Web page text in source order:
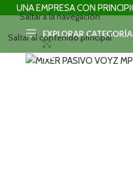
Saltar a la navegación
Saltar al contenido principal
UNA EMPRESA CON
EXPLORAR
Haga clic para